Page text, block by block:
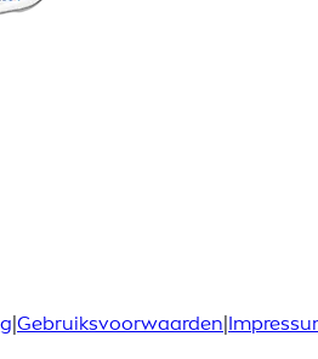
Gebruiksvoorwaarden